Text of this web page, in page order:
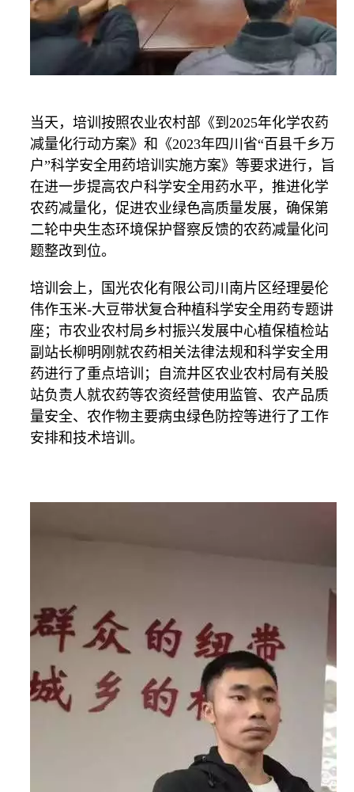
当天，培训按照农业农村部《到2025年化学农药
减量化行动方案》和《2023年四川省“百县千乡万
户”科学安全用药培训实施方案》等要求进行，旨
在进一步提高农户科学安全用药水平，推进化学
农药减量化，促进农业绿色高质量发展，确保第
二轮中央生态环境保护督察反馈的农药减量化问
题整改到位。
培训会上，国光农化有限公司川南片区经理晏伦
伟作玉米-大豆带状复合种植科学安全用药专题讲
座；市农业农村局乡村振兴发展中心植保植检站
副站长柳明刚就农药相关法律法规和科学安全用
药进行了重点培训；自流井区农业农村局有关股
站负责人就农药等农资经营使用监管、农产品质
量安全、农作物主要病虫绿色防控等进行了工作
安排和技术培训。